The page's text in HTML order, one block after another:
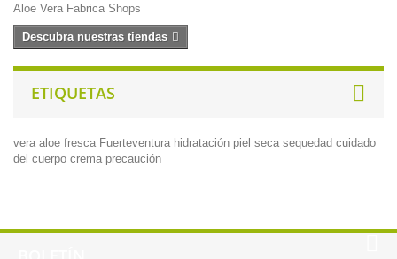
Aloe Vera Fabrica Shops
Descubra nuestras tiendas
ETIQUETAS
vera aloe fresca Fuerteventura hidratación piel seca sequedad cuidado
del cuerpo crema precaución